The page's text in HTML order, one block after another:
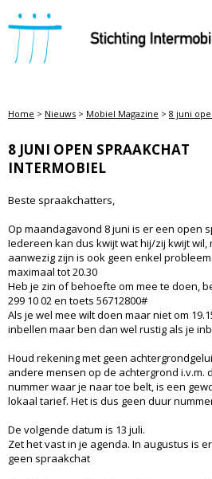
STICHTING INTERMOBIEL
Home > Nieuws > Mobiel Magazine > 8 juni
8 JUNI OPEN SPRAAKCHAT
INTERMOBIEL
Beste spraakchatters,
Op maandagavond 8 juni is er een open
Iedereen kan dus kwijt wat hij/zij kwijt
aanwezig zijn is ook geen enkel
maximaal tot 20.30
Heb je zin of behoefte om mee te doen,
299 10 02 en toets 56712800#
Als je wel mee wilt doen maar niet om
inbellen maar ben dan wel rustig als je
Houd rekening met geen
andere mensen op de achtergrond i.v.m.
nummer waar je naar toe belt, is een
lokaal tarief. Het is dus geen duur
De volgende datum is 13 juli.
Zet het vast in je agenda. In augustus is
geen spraakchat